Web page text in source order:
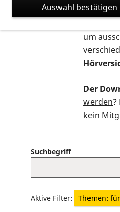
Auf
um
Der
werden?
kein
Suchbegriff
Aktive Filter: Themen:
Auswahl bestätigen